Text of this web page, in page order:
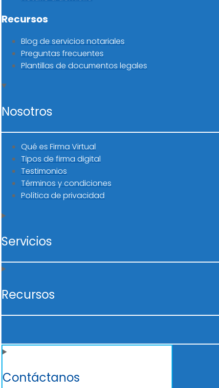
Recursos
Blog de servicios notariales
Preguntas frecuentes
Plantillas de documentos legales
Nosotros
Qué es Firma Virtual
Tipos de firma digital
Testimonios
Términos y condiciones
Política de privacidad
Servicios
Recursos
Contáctanos